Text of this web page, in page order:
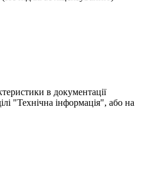
в документації
"Технічна інформація", або на